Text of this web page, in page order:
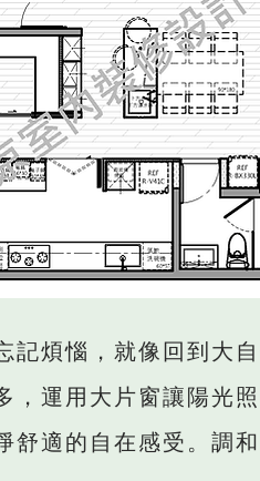
記煩惱，就像回到大
，運用大片窗讓陽光
適的自在感受。調